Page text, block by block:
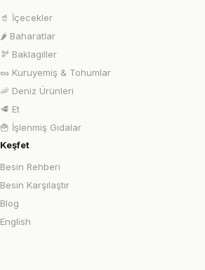
🥤 İçecekler
🌶️ Baharatlar
🫘 Baklagiller
🥜 Kuruyemiş & Tohumlar
🦐 Deniz Ürünleri
🥩 Et
🍟 İşlenmiş Gıdalar
Keşfet
Besin Rehberi
Besin Karşılaştır
Blog
English